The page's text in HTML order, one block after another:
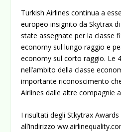
Turkish Airlines continua a
europeo insignito da Skytrax
state assegnate per la classe
economy sul lungo raggio e
economy sul corto raggio. Le
nell’ambito della classe
importante riconoscimento
Airlines dalle altre compagnie
I risultati degli Stkytrax
all’indirizzo